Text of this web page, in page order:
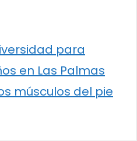
para
en Las Palmas
músculos del pie